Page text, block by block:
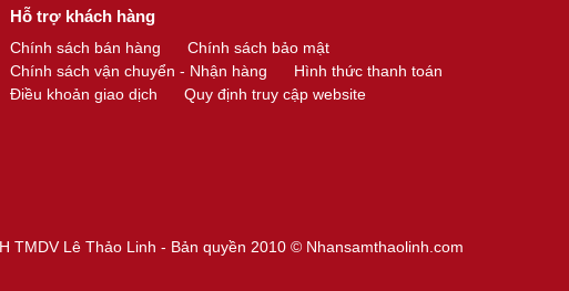
Hỗ trợ khách hàng
Chính sách bán hàng
Chính sách bảo mật
Chính sách vận chuyển - Nhận hàng
Hình thức thanh toán
Điều khoản giao dịch
Quy định truy cập website
TMDV Lê Thảo Linh - Bản quyền 2010 © Nhansamthaolinh.com